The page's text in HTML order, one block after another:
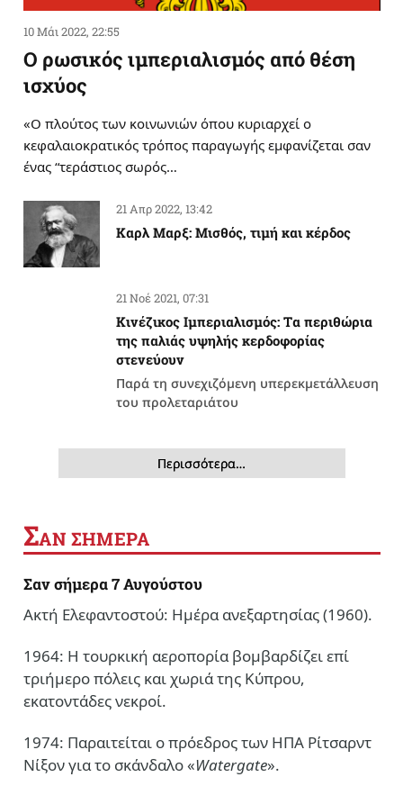
10 Μάι 2022, 22:55
Ο ρωσικός ιμπεριαλισμός από θέση
ισχύος
«Ο πλούτος των κοινωνιών όπου κυριαρχεί ο
κεφαλαιοκρατικός τρόπος παραγωγής εμφανίζεται σαν
ένας “τεράστιος σωρός…
21 Απρ 2022, 13:42
Καρλ Μαρξ: Μισθός, τιμή και κέρδος
21 Νοέ 2021, 07:31
Κινέζικος Ιμπεριαλισμός: Tα περιθώρια
της παλιάς υψηλής κερδοφορίας
στενεύουν
Παρά τη συνεχιζόμενη υπερεκμετάλλευση
του προλεταριάτου
Περισσότερα…
ΣΑΝ ΣΗΜΕΡΑ
Σαν σήμερα 7 Αυγούστου
Ακτή Ελεφαντοστού: Ημέρα ανεξαρτησίας (1960).
1964: Η τουρκική αεροπορία βομβαρδίζει επί
τριήμερο πόλεις και χωριά της Κύπρου,
εκατοντάδες νεκροί.
1974: Παραιτείται ο πρόεδρος των ΗΠΑ Ρίτσαρντ
Νίξον για το σκάνδαλο «Watergate».